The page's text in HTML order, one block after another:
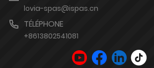
lovia-spas@ispas.cn
TÉLÉPHONE
+8613802541081